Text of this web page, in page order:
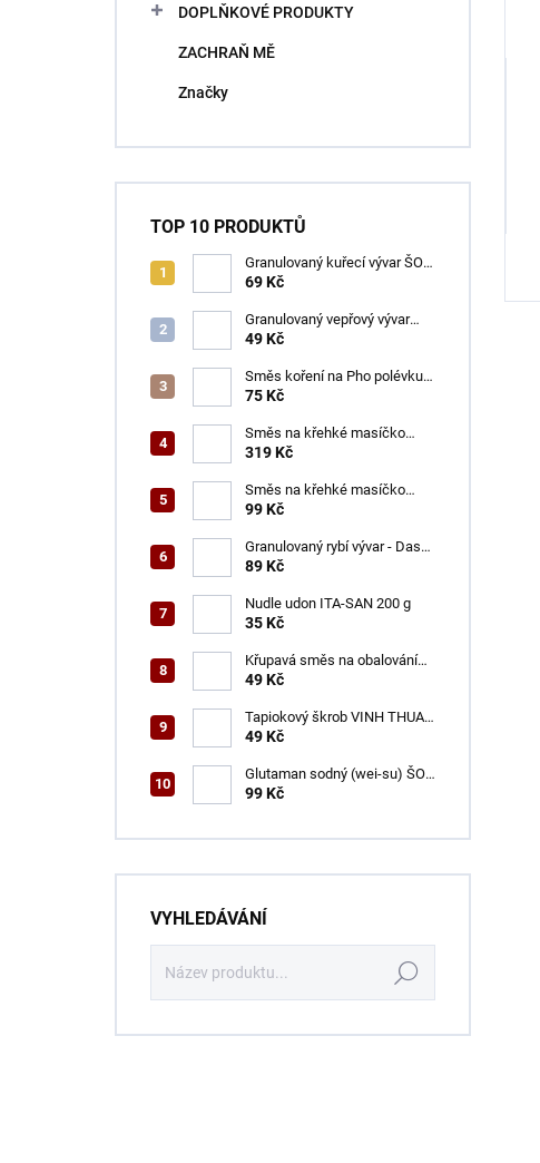
DOPLŇKOVÉ PRODUKTY
ZACHRAŇ MĚ
Značky
TOP 10 PRODUKTŮ
Granulovaný kuřecí vývar ŠON
100 g
69 Kč
Granulovaný vepřový vývar
ŠON 100 g
49 Kč
Směs koření na Pho polévku
ŠON 65 g
75 Kč
Směs na křehké masíčko
ŠON 400 g
319 Kč
Směs na křehké masíčko
ŠON 125 g
99 Kč
Granulovaný rybí vývar - Dashi
ŠON 100 g
89 Kč
Nudle udon ITA-SAN 200 g
35 Kč
Křupavá směs na obalování
VINH THUAN 150 g
49 Kč
Tapiokový škrob VINH THUAN
400 g
49 Kč
Glutaman sodný (wei-su) ŠON
500 g
99 Kč
VYHLEDÁVÁNÍ
Hledat